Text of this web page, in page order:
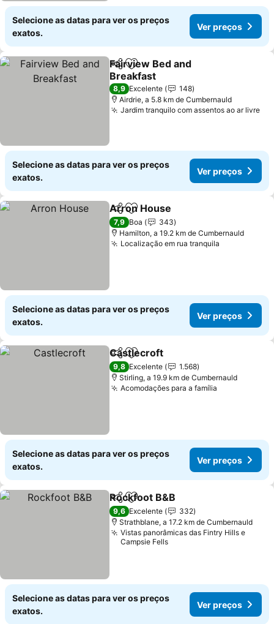
Selecione as datas para ver os preços
exatos.
Ver preços
PartilharAdicionar aos favoritos
Fairview Bed and
Breakfast
Ver preços
8,9 Excelente
148
Airdrie, a 5.8 km de Cumbernauld
Jardim tranquilo com assentos ao ar livre
Selecione as datas para ver os preços
exatos.
Ver preços
PartilharAdicionar aos favoritos
Arron House
7,9 Boa
343
Hamilton, a 19.2 km de Cumbernauld
Localização em rua tranquila
Selecione as datas para ver os preços
exatos.
Ver preços
PartilharAdicionar aos favoritos
Castlecroft
9,8 Excelente
1.568
Stirling, a 19.9 km de Cumbernauld
Acomodações para a família
Selecione as datas para ver os preços
exatos.
Ver preços
PartilharAdicionar aos favoritos
Rockfoot B&B
9,6 Excelente
332
Strathblane, a 17.2 km de Cumbernauld
Vistas panorâmicas das Fintry Hills e
Campsie Fells
Selecione as datas para ver os preços
exatos.
Ver preços